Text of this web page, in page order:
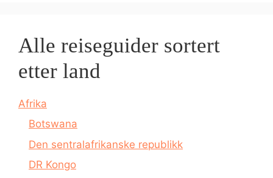
Alle reiseguider sortert
etter land
Afrika
Botswana
Den sentralafrikanske republikk
DR Kongo